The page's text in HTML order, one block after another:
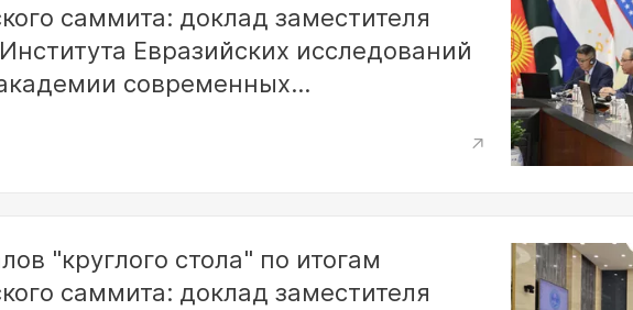
саммита: доклад заместителя
Евразийских исследований
современных
"круглого стола" по итогам
саммита: доклад заместителя